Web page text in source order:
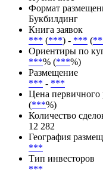
Способ
Открытая
Тип размещения
Публичное
Формат
Букбилдинг
Книга заявок
***
***) -
Ориентиры по
***% (***
Размещение
***-***
Цена первичного
(*** %)
Количество
12 282